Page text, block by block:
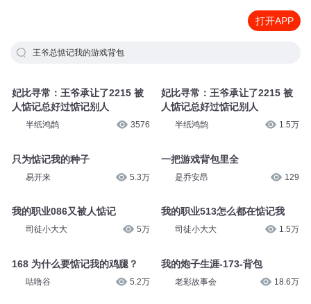
打开APP
王爷总惦记我的游戏背包
妃比寻常：王爷承让了2215 被
人惦记总好过惦记别人
半纸鸿鹊 3576
只为惦记我的种子
易开来 5.3万
我的职业086又被人惦记
司徒小大大 5万
168 为什么要惦记我的鸡腿？
咕噜谷 5.2万
妃比寻常：王爷承让了2215 被
人惦记总好过惦记别人
半纸鸿鹊 1.5万
一把游戏背包里全
是乔安昂 129
我的职业513怎么都在惦记我
司徒小大大 1.5万
我的炮子生涯-173-背包
老彩故事会 18.6万